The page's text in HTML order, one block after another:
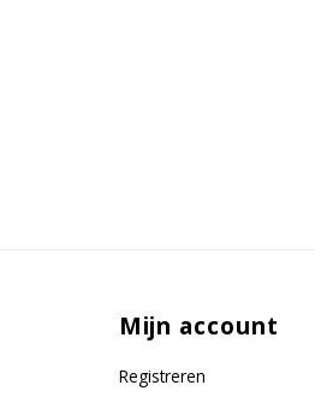
Mijn account
Registreren